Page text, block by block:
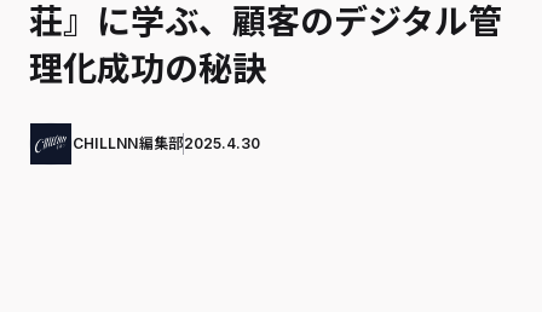
荘』に学ぶ、顧客のデジタル管
理化成功の秘訣
CHILLNN編集部2025.4.30